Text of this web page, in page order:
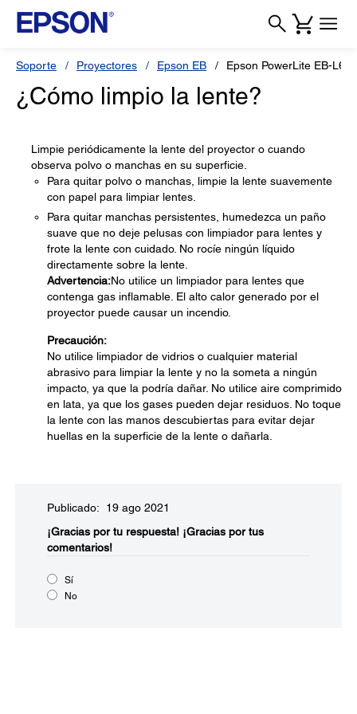
Soporte Proyectores Epson EB Epson PowerLite EB-
¿Cómo limpio la lente?
Limpie periódicamente la lente del proyector o cuando
observa polvo o manchas en su superficie.
Para quitar polvo o manchas, limpie la lente suavemente
con papel para limpiar lentes.
Para quitar manchas persistentes, humedezca un paño
suave que no deje pelusas con limpiador para lentes y
frote la lente con cuidado. No rocíe ningún líquido
directamente sobre la lente.
Advertencia:No utilice un limpiador para lentes que
contenga gas inflamable. El alto calor generado por el
proyector puede causar un incendio.
Precaución:
No utilice limpiador de vidrios o cualquier material
abrasivo para limpiar la lente y no la someta a ningún
impacto, ya que la podría dañar. No utilice aire comprimido
en lata, ya que los gases pueden dejar residuos. No toque
la lente con las manos descubiertas para evitar dejar
huellas en la superficie de la lente o dañarla.
Publicado: 19 ago 2021
¡Gracias por tu respuesta! ¡Gracias por tus
comentarios!
Sí
No